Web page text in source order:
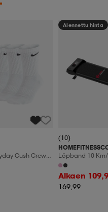
Cush Crew
Alennettu hinta
(10)
Löpband 10
Manuaalinen
Led-Display
Alkaen
169,99